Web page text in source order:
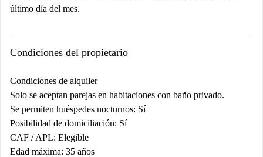
último día del mes.
Condiciones del propietario
Condiciones de alquiler
Solo se aceptan parejas en habitaciones con baño privado.
Se permiten huéspedes nocturnos: Sí
Posibilidad de domiciliación: Sí
CAF / APL: Elegible
Edad máxima: 35 años